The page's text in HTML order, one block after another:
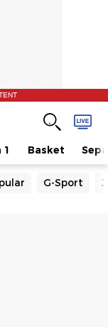
1 Basket
G-Sport